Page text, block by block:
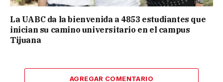
La UABC da la bienvenida a 4853 estudiantes que
inician su camino universitario en el campus
Tijuana
AGREGAR COMENTARIO